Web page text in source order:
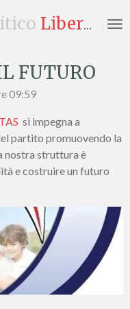
Libertas
FUTURO
09:59
si impegna a
partito promuovendo la
nostra struttura è
e costruire un futuro